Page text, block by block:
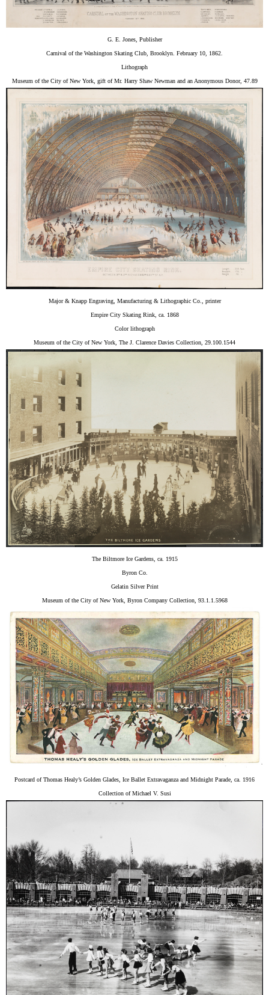
G. E. Jones, Publisher
Carnival of the Washington Skating Club, Brooklyn. February 10, 1862.
Lithograph
Museum of the City of New York, gift of Mr. Harry Shaw Newman and an Anonymous Donor, 47.89
Major & Knapp Engraving, Manufacturing & Lithographic Co., printer
Empire City Skating Rink, ca. 1868
Color lithograph
Museum of the City of New York, The J. Clarence Davies Collection, 29.100.1544
The Biltmore Ice Gardens, ca. 1915
Byron Co.
Gelatin Silver Print
Museum of the City of New York, Byron Company Collection, 93.1.1.5968
Postcard of Thomas Healy’s Golden Glades, Ice Ballet Extravaganza and Midnight Parade, ca. 1916
Collection of Michael V. Susi